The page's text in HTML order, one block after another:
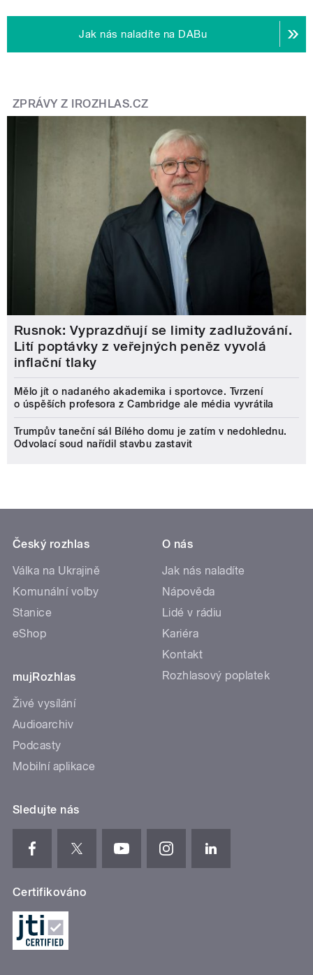
Jak nás naladíte na DABu
ZPRÁVY Z IROZHLAS.CZ
Rusnok: Vyprazdňují se limity zadlužování.
Lití poptávky z veřejných peněz vyvolá
inflační tlaky
Mělo jít o nadaného akademika i sportovce. Tvrzení
o úspěších profesora z Cambridge ale média vyvrátila
Trumpův taneční sál Bílého domu je zatím v nedohlednu.
Odvolací soud nařídil stavbu zastavit
Český rozhlas
Válka na Ukrajině
Komunální volby
Stanice
eShop
mujRozhlas
Živé vysílání
Audioarchiv
Podcasty
Mobilní aplikace
O nás
Jak nás naladíte
Nápověda
Lidé v rádiu
Kariéra
Kontakt
Rozhlasový poplatek
Sledujte nás
Certifikováno